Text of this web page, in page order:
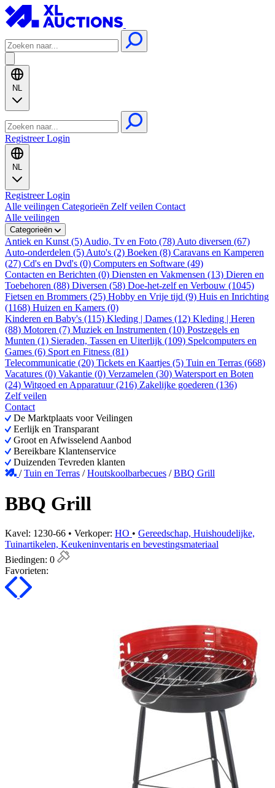
NL
RegistreerLogin
NL
RegistreerLogin
Alle veilingen Categorieën Zelf veilen Contact
Alle veilingen
Categorieën
Antiek en Kunst (5) Audio, Tv en Foto (78) Auto diversen (67)
Auto-onderdelen (5) Auto's (2) Boeken (8) Caravans en Kamperen
(27) Cd's en Dvd's (0) Computers en Software (49)
Contacten en Berichten (0) Diensten en Vakmensen (13) Dieren en
Toebehoren (88) Diversen (58) Doe-het-zelf en Verbouw (1045)
Fietsen en Brommers (25) Hobby en Vrije tijd (9) Huis en Inrichting
(1168) Huizen en Kamers (0)
Kinderen en Baby's (115) Kleding | Dames (12) Kleding | Heren
(88) Motoren (7) Muziek en Instrumenten (10) Postzegels en
Munten (1) Sieraden, Tassen en Uiterlijk (109) Spelcomputers en
Games (6) Sport en Fitness (81)
Telecommunicatie (20) Tickets en Kaartjes (5) Tuin en Terras (668)
Vacatures (0) Vakantie (0) Verzamelen (30) Watersport en Boten
(24) Witgoed en Apparatuur (216) Zakelijke goederen (136)
Zelf veilen
Contact
De Marktplaats voor Veilingen
Eerlijk en Transparant
Groot en Afwisselend Aanbod
Bereikbare Klantenservice
Duizenden Tevreden klanten
/Tuin en Terras /Houtskoolbarbecues /BBQ Grill
BBQ Grill
Kavel: 1230-66 • Verkoper: HO • Gereedschap, Huishoudelijke,
Tuinartikelen, Keukeninventaris en bevestingsmateriaal
Biedingen: 0
Favorieten: